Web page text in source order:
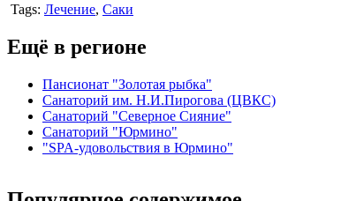
Tags: Лечение, Саки
Ещё в регионе
Пансионат "Золотая рыбка"
Санаторий им. Н.И.Пирогова (ЦВКС)
Санаторий "Северное Сияние"
Санаторий "Юрмино"
"SPA-удовольствия в Юрмино"